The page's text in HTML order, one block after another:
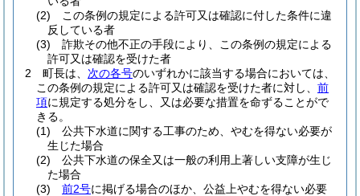
(2)
この条例の規定による許可又は確認に付した条件に違
反している者
(3)
詐欺その他不正の手段により、この条例の規定による
許可又は確認を受けた者
2
町長は、 次の各号のいずれかに該当する場合においては、
この条例の規定による許可又は確認を受けた者に対し、 前
項に規定する処分をし、又は必要な措置を命ずることがで
きる。
(1)
公共下水道に関する工事のため、やむを得ない必要が
生じた場合
(2)
公共下水道の保全又は一般の利用上著しい支障が生じ
た場合
(3)
前2号に掲げる場合のほか、公益上やむを得ない必要